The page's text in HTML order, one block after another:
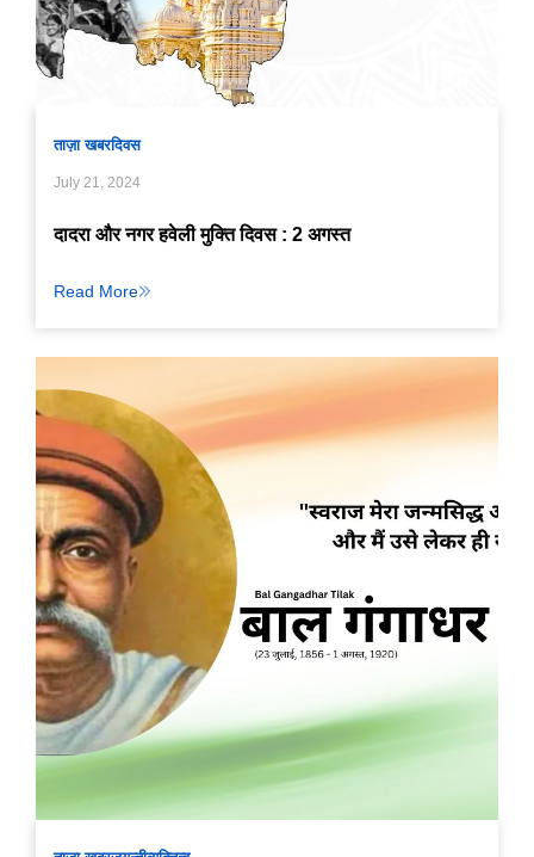
ताज़ा खबरदिवस
July 21, 2024
दादरा और नगर हवेली मुक्ति दिवस : 2 अगस्त
Read More